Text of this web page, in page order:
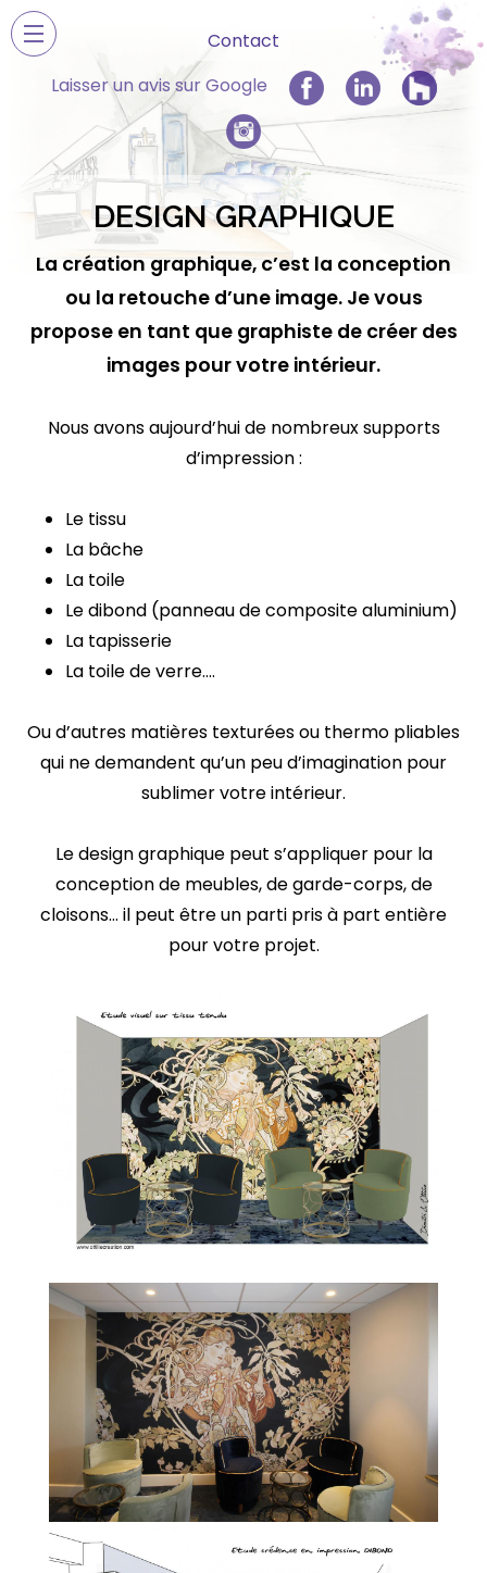
Accueil
Présentation
Contact
Laisser un avis sur Google
DESIGN GRAPHIQUE
La création graphique, c’est la conception
ou la retouche d’une image. Je vous
propose en tant que graphiste de créer des
images pour votre intérieur.
Nous avons aujourd’hui de nombreux supports
d’impression :
Le tissu
La bâche
La toile
Le dibond (panneau de composite aluminium)
La tapisserie
La toile de verre….
Ou d’autres matières texturées ou thermo pliables
qui ne demandent qu’un peu d’imagination pour
sublimer votre intérieur.
Le design graphique peut s’appliquer pour la
conception de meubles, de garde-corps, de
cloisons… il peut être un parti pris à part entière
pour votre projet.